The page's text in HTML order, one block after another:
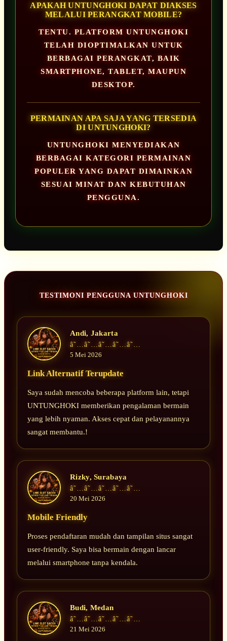
APAKAH UNTUNGHOKI DAPAT DIAKSES
MELALUI PERANGKAT MOBILE?
TENTU. PLATFORM UNTUNGHOKI
TELAH DIOPTIMALKAN UNTUK
BERBAGAI PERANGKAT, BAIK
SMARTPHONE, TABLET, MAUPUN
DESKTOP.
PERMAINAN APA SAJA YANG TERSEDIA
DI UNTUNGHOKI?
UNTUNGHOKI MENYEDIAKAN
BERBAGAI KATEGORI PERMAINAN
POPULER YANG DAPAT DIMAINKAN
SESUAI MINAT DAN KEBUTUHAN
PENGGUNA.
TESTIMONI PENGGUNA UNTUNGHOKI
Andi, Jakarta
â˜…â˜…â˜…â˜…â˜…
5 Mei 2026
Link Alternatif Terupdate
Saya sudah mencoba beberapa platform lain, tetapi
UNTUNGHOKI memberikan pengalaman bermain
yang lebih nyaman. Akses cepat dan pelayanannya
sangat membantu.!
Rizky, Surabaya
â˜…â˜…â˜…â˜…â˜…
20 Mei 2026
Mobile Friendly
Proses pendaftaran mudah dan tampilan situs sangat
user-friendly. Saya bisa bermain dengan lancar
melalui smartphone tanpa kendala.
Budi, Medan
â˜…â˜…â˜…â˜…â˜…
21 Mei 2026